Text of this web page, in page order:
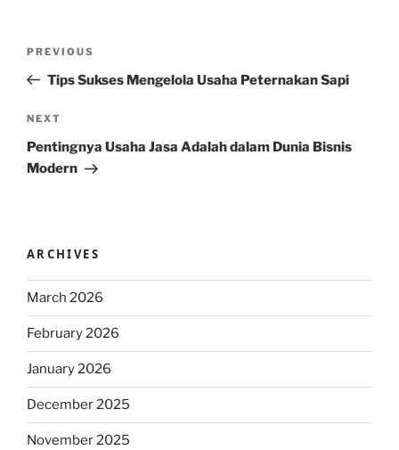
Previous
Post
PREVIOUS
Tips Sukses Mengelola Usaha Peternakan Sapi
Next
Post
NEXT
Pentingnya Usaha Jasa Adalah dalam Dunia Bisnis
Modern
ARCHIVES
March 2026
February 2026
January 2026
December 2025
November 2025